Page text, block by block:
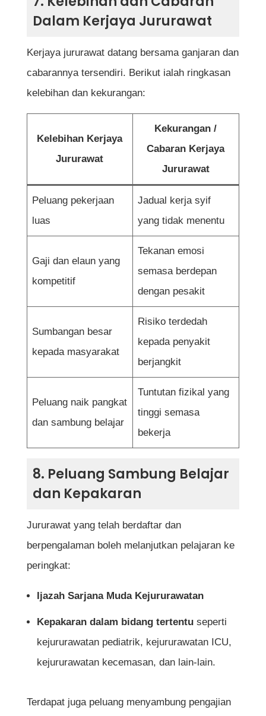
Dalam Kerjaya Jururawat
Kerjaya jururawat datang bersama ganjaran dan
cabarannya tersendiri. Berikut ialah ringkasan
kelebihan dan kekurangan:
Kelebihan Kerjaya
Jururawat
Kekurangan /
Cabaran Kerjaya
Jururawat
Peluang pekerjaan
luas
Jadual kerja syif
yang tidak menentu
Gaji dan elaun yang
kompetitif
Tekanan emosi
semasa berdepan
dengan pesakit
Sumbangan besar
kepada masyarakat
Risiko terdedah
kepada penyakit
berjangkit
Peluang naik pangkat
dan sambung belajar
Tuntutan fizikal yang
tinggi semasa
bekerja
8. Peluang Sambung Belajar
dan Kepakaran
Jururawat yang telah berdaftar dan
berpengalaman boleh melanjutkan pelajaran ke
peringkat:
Ijazah Sarjana Muda Kejururawatan
Kepakaran dalam bidang tertentuseperti
kejururawatan pediatrik, kejururawatan ICU,
kejururawatan kecemasan, dan lain-lain.
Terdapat juga peluang menyambung pengajian